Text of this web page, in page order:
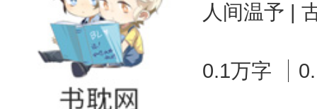
人间温予 |
0.1万字